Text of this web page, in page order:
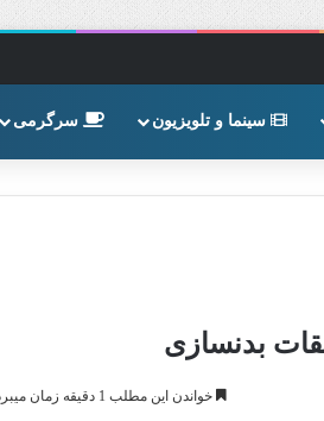
سینما و تلویزیون سرگرمی
بدنسازی
خواندن این مطلب 1 دقیقه زمان میبرد